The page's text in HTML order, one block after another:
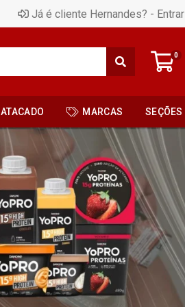
Já é cliente Hernandes? - Entrar
0
ATACADO MARCAS SEÇÕES